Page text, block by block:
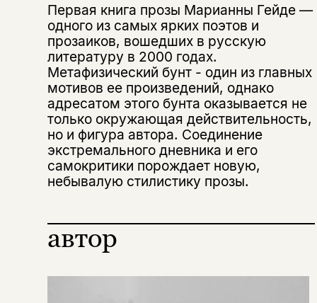
Первая книга прозы Марианны Гейде —
одного из самых ярких поэтов и
прозаиков, вошедших в русскую
литературу в 2000 годах.
Метафизический бунт - один из главных
мотивов ее произведений, однако
адресатом этого бунта оказывается не
только окружающая действительность,
но и фигура автора. Соединение
экстремального дневника и его
самокритики порождает новую,
небывалую стилистику прозы.
автор
Подписка на рассылку
о книгах и событиях «НЛО».
За подписку дарим промокод на
Этой книги временно
нет в продаже.
уведомления, и при поступлении книги
на склад получить письмо на указанный
электронный адрес.